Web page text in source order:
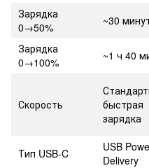
Зарядка
0→50%
~30
Зарядка
0→100%
~1 ч 40
Скорость
быстрая
зарядка
Тип USB-C
USB
Delivery